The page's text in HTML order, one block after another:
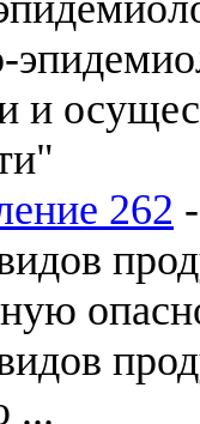
и
262
...